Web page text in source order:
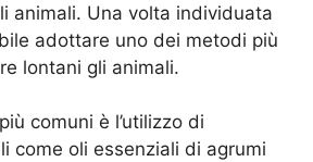
animali. Una volta individuata
adottare uno dei metodi più
lontani gli animali.
comuni è l’utilizzo di
come oli essenziali di agrumi